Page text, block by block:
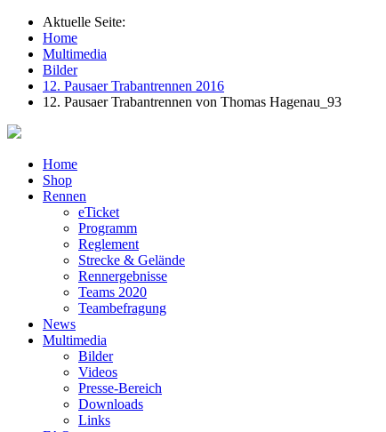
Aktuelle Seite:
Home
Multimedia
Bilder
12. Pausaer Trabantrennen 2016
12. Pausaer Trabantrennen von Thomas Hagenau_93
Home
Shop
Rennen
eTicket
Programm
Reglement
Strecke & Gelände
Rennergebnisse
Teams 2020
Teambefragung
News
Multimedia
Bilder
Videos
Presse-Bereich
Downloads
Links